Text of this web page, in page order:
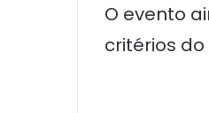
O evento
critérios